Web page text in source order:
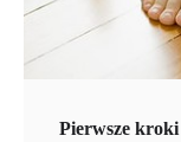
Pierwsze